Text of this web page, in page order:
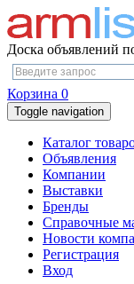
Доска объявлений
Корзина 0
Toggle navigation
Каталог
Объявления
Компании
Выставки
Бренды
Справочные
Новости
Регистрация
Вход